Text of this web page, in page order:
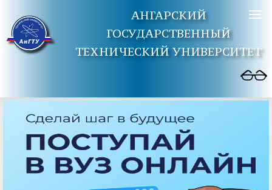
АНГАРСКИЙ
ГОСУДАРСТВЕННЫЙ
ТЕХНИЧЕСКИЙ УНИВЕРСИТЕТ